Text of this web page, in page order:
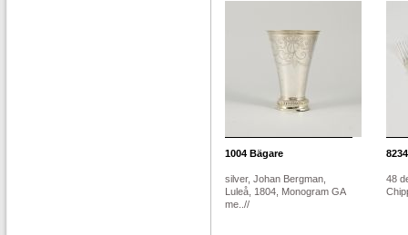
1004 Bägare
silver, Johan Bergman,
Luleå, 1804, Monogram GA
me..//
8234
48